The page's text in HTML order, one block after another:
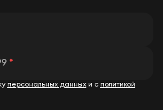
*
персональных данных и с политикой